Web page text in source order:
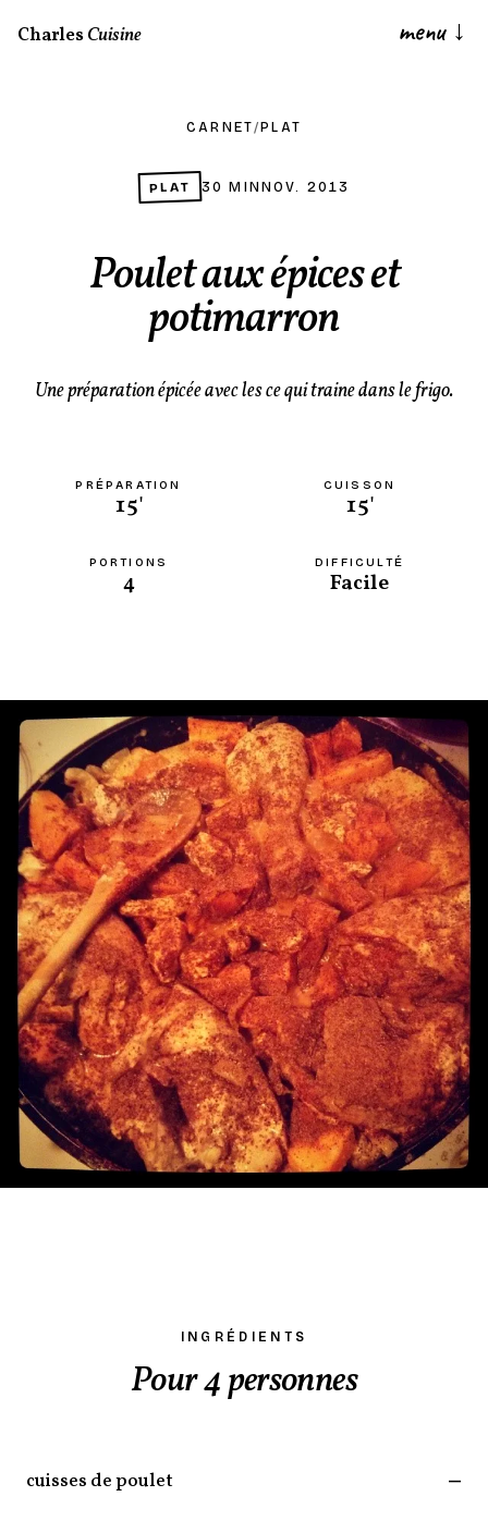
CharlesCuisine menu ↓
CARNET/ PLAT
PLAT 30 MIN NOV. 2013
Poulet aux épices et
potimarron
Une préparation épicée avec les ce qui traine dans le frigo.
PRÉPARATION
15'
CUISSON
15'
PORTIONS
4
DIFFICULTÉ
Facile
INGRÉDIENTS
Pour 4 personnes
cuisses de poulet —